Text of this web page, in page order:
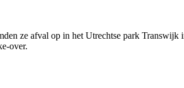
ze afval op in het Utrechtse park Transwijk
over.